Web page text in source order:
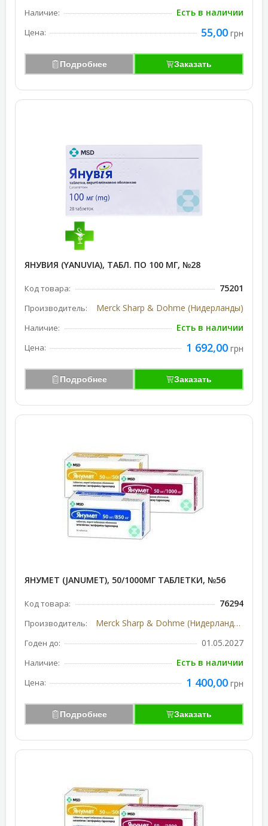
Наличие: Есть в наличии
Цена: 55,00 грн
Подробнее Заказать
ЯНУВИЯ (YANUVIA), ТАБЛ. ПО 100 МГ, №28
Код товара: 75201
Производитель: Merck Sharp & Dohme (Нидерланды)
Наличие: Есть в наличии
Цена: 1 692,00 грн
Подробнее Заказать
ЯНУМЕТ (JANUMET), 50/1000МГ ТАБЛЕТКИ, №56
Код товара: 76294
Производитель: Merck Sharp & Dohme (Нидерланды-США)
Годен до: 01.05.2027
Наличие: Есть в наличии
Цена: 1 400,00 грн
Подробнее Заказать